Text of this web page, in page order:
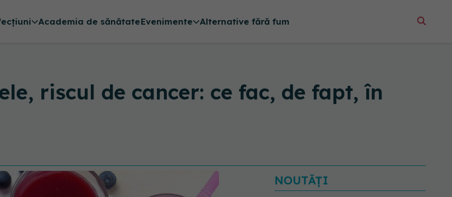
Academia de sănătateEvenimente Alternative fără fum
riscul de cancer: ce fac, de fapt, în
NOUTĂȚI